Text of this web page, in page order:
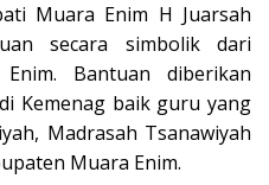
Muara Enim H Juarsah
secara simbolik dari
Bantuan diberikan
Kemenag baik guru yang
Madrasah Tsanawiyah
Muara Enim.